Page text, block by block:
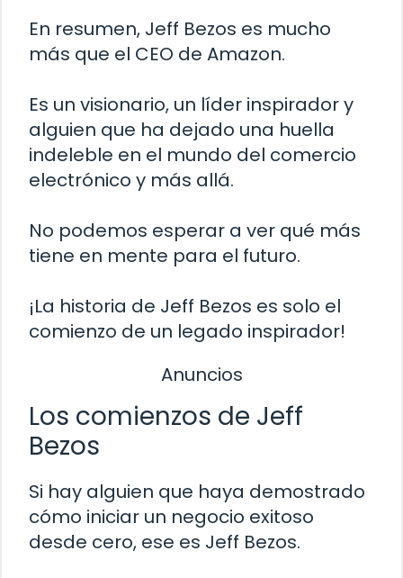
En resumen, Jeff Bezos es mucho
más que el CEO de Amazon.
Es un visionario, un líder inspirador y
alguien que ha dejado una huella
indeleble en el mundo del comercio
electrónico y más allá.
No podemos esperar a ver qué más
tiene en mente para el futuro.
¡La historia de Jeff Bezos es solo el
comienzo de un legado inspirador!
Anuncios
Los comienzos de Jeff
Bezos
Si hay alguien que haya demostrado
cómo iniciar un negocio exitoso
desde cero, ese es Jeff Bezos.